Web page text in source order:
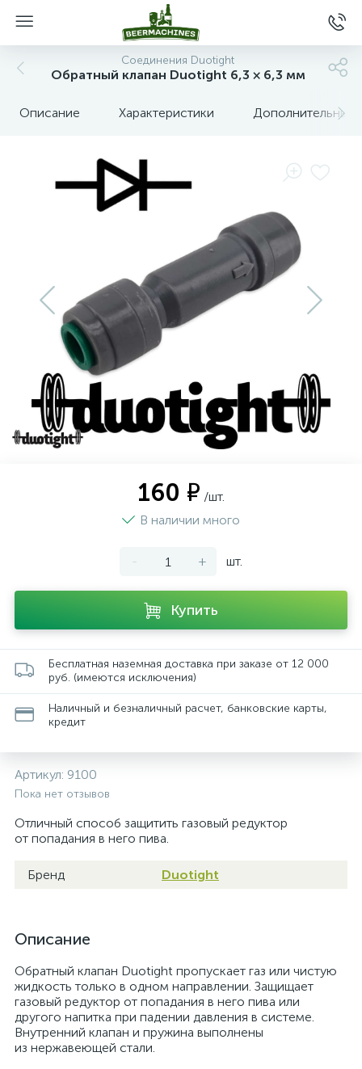
Соединения Duotight
Обратный клапан Duotight 6,3 × 6,3 мм
Описание Характеристики Дополнительные
160 ₽ /шт.
В наличии много
- + шт.
Купить
Бесплатная наземная доставка при заказе от 12 000
руб. (имеются исключения)
Наличный и безналичный расчет, банковские карты,
кредит
Артикул: 9100
Пока нет отзывов
Отличный способ защитить газовый редуктор
от попадания в него пива.
Бренд Duotight
Описание
Обратный клапан Duotight пропускает газ или чистую
жидкость только в одном направлении. Защищает
газовый редуктор от попадания в него пива или
другого напитка при падении давления в системе.
Внутренний клапан и пружина выполнены
из нержавеющей стали.